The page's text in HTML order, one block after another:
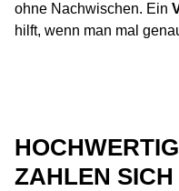
ohne Nachwischen. Ein
hilft, wenn man mal
ZAHLEN SICH